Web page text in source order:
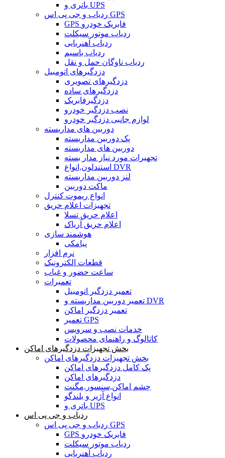
باتری و UPS
ردیاب و جی پی اس GPS
GPS فابریک خودرو
ردیاب موتور سیکلت
ردیاب آهنربایی
ردیاب باسیم
ردیاب ناوگان حمل و نقل
دزدگیرهای اتومبیل
دزدگیرهای تصویری
دزدگیرهای ساده
دزدگیرفابریک
نصب دزدگیر خودرو
لوازم جانبی دزدگیر خودرو
دوربین های مداربسته
پک دوربین مداربسته
دوربین های مداربسته
تجهیرات مورد نیاز مدار بسته
استندلون,انواع DVR
لنز دوربین مداربسته
ماکت دوربین
انواع ریموت کنترل
تجهیزات اعلام حریق
اعلام حریق تسلا
اعلام حریق آریاک
هوشمند سازی
پیامکی
نرم افزار
قطعات الکترونیک
ساعت حضور و غیاب
تعمیرات
تعمیر دزدگیر اتومبیل
تعمیر دوربین مداربسته و DVR
تعمیر دزدگیر اماکن
تعمیر GPS
خدمات نصب و سرویس
کاتالوگ و راهنمای محصولات
بخش تجهیزات دزدگیرهای اماکن
بخش تجهیزات دزدگیرهای اماکن
پک کامل دزدگیرهای اماکن
دزدگیرهای اماکن
چشم اماکن,سنسور,مگنت
انواع آژیر و بلندگو
باتری و UPS
ردیاب و جی پی اس
ردیاب و جی پی اس GPS
GPS فابریک خودرو
ردیاب موتور سیکلت
ردیاب آهنربایی